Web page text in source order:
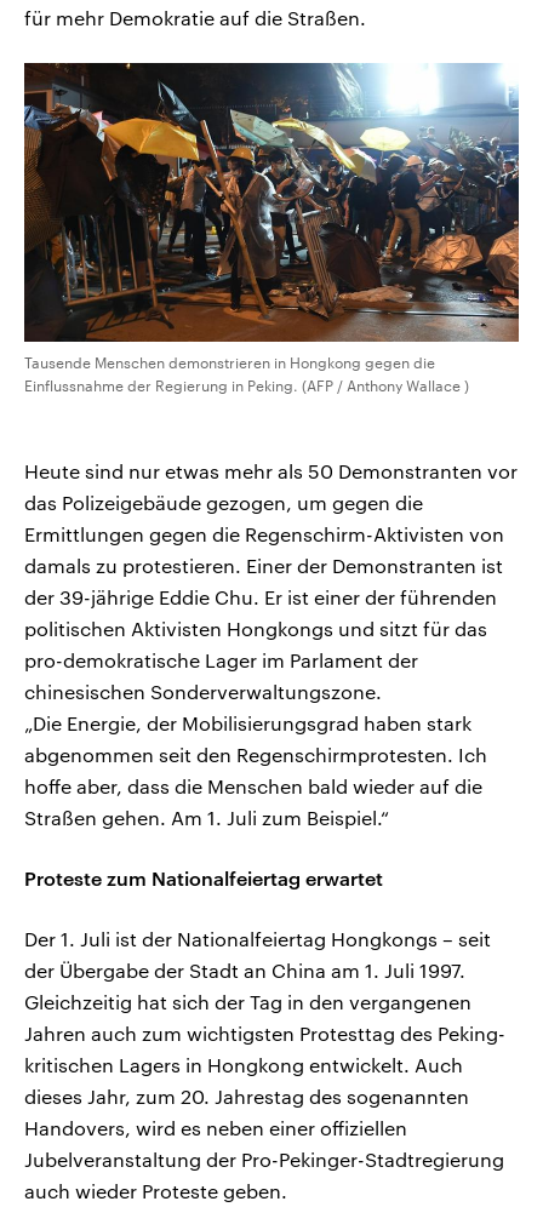
für mehr Demokratie auf die Straßen.
Tausende Menschen demonstrieren in Hongkong gegen die
Einflussnahme der Regierung in Peking. (AFP / Anthony Wallace )
Heute sind nur etwas mehr als 50 Demonstranten vor
das Polizeigebäude gezogen, um gegen die
Ermittlungen gegen die Regenschirm-Aktivisten von
damals zu protestieren. Einer der Demonstranten ist
der 39-jährige Eddie Chu. Er ist einer der führenden
politischen Aktivisten Hongkongs und sitzt für das
pro-demokratische Lager im Parlament der
chinesischen Sonderverwaltungszone.
„Die Energie, der Mobilisierungsgrad haben stark
abgenommen seit den Regenschirmprotesten. Ich
hoffe aber, dass die Menschen bald wieder auf die
Straßen gehen. Am 1. Juli zum Beispiel.“
Proteste zum Nationalfeiertag erwartet
Der 1. Juli ist der Nationalfeiertag Hongkongs – seit
der Übergabe der Stadt an China am 1. Juli 1997.
Gleichzeitig hat sich der Tag in den vergangenen
Jahren auch zum wichtigsten Protesttag des Peking-
kritischen Lagers in Hongkong entwickelt. Auch
dieses Jahr, zum 20. Jahrestag des sogenannten
Handovers, wird es neben einer offiziellen
Jubelveranstaltung der Pro-Pekinger-Stadtregierung
auch wieder Proteste geben.